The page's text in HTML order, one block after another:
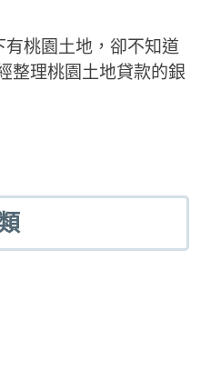
有桃園土地，卻不知道
整理桃園土地貸款的銀